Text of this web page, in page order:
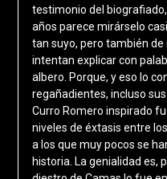
testimonio del
años parece mirárselo
tan suyo, pero también
intentan explicar con
albero. Porque, y eso lo
regañadientes, incluso
Curro Romero inspirado
niveles de éxtasis entre
a los que muy pocos se
historia. La genialidad es,